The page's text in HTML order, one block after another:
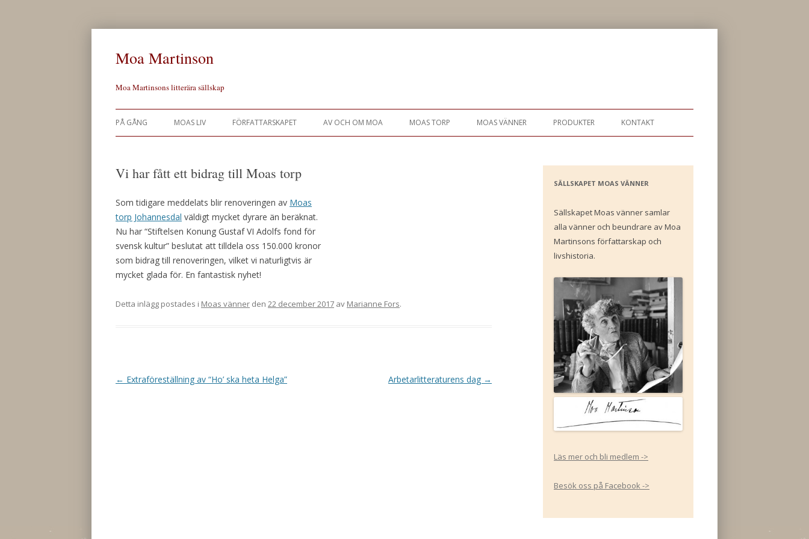
Moa Martinson
Moa Martinsons litterära sällskap
Gå
till
PÅ GÅNG MOAS LIV FÖRFATTARSKAPET AV OCH OM MOA MOAS TORP MOAS VÄNNER PRODUKTER KONTAKT
Vi har fått ett bidrag till Moas torp
Som tidigare meddelats blir renoveringen av Moas
torp Johannesdal väldigt mycket dyrare än beräknat.
Nu har “Stiftelsen Konung Gustaf VI Adolfs fond för
svensk kultur” beslutat att tilldela oss 150.000 kronor
som bidrag till renoveringen, vilket vi naturligtvis är
mycket glada för. En fantastisk nyhet!
Detta inlägg postades i Moas vänner den 22 december 2017 av Marianne Fors.
Inläggsnavigering
← Extraföreställning av “Ho’ ska heta Helga” Arbetarlitteraturens dag →
SÄLLSKAPET MOAS VÄNNER
Sällskapet Moas vänner samlar
alla vänner och beundrare av Moa
Martinsons författarskap och
livshistoria.
Läs mer och bli medlem ->
Besök oss på Facebook ->